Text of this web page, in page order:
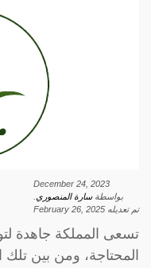
December 24, 2023
بواسطةسارة المنصوري
تم تعديله February 26, 2025
تسعى المملكة جاهدة
المحتاجة، ومن بين